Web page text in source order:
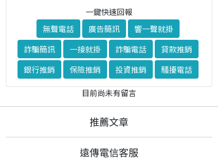
一鍵快速回報
無聲電話
廣告簡訊
響一聲就掛
詐騙簡訊
一接就掛 詐騙電話
貸款推銷
銀行推銷
保險推銷 投資推銷
騷擾電話
目前尚未有留言
推薦文章
遠傳電信客服